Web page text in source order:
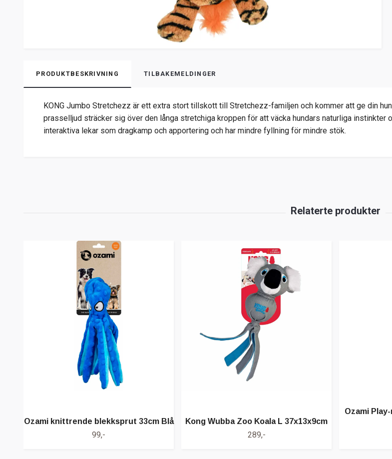
PRODUKTBESKRIVNING TILBAKEMELDINGER
KONG Jumbo Stretchezz är ett extra stort tillskott till Stretchezz-familjen och kommer att ge din
prasselljud sträcker sig över den långa stretchiga kroppen för att väcka hundars naturliga
interaktiva lekar som dragkamp och apportering och har mindre fyllning för mindre stök.
Ozami knittrende blekksprut 33cm Blå
99,-
Kong Wubba Zoo Koala L 37x13x9cm
289,-
Ozami